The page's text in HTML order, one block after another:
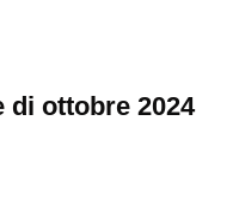
di ottobre 2024